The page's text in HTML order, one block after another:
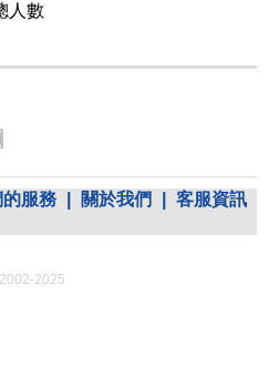
人數
服務 關於我們
客服資訊
2025